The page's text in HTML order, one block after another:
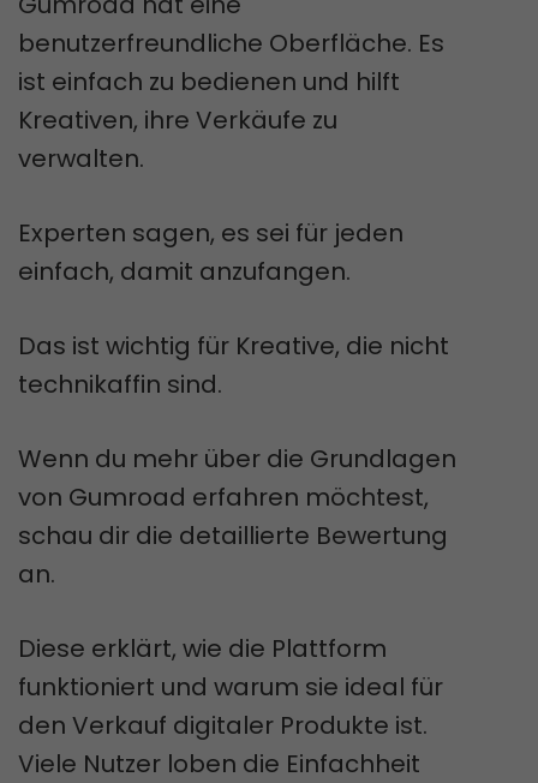
benutzerfreundliche Oberfläche. Es
ist einfach zu bedienen und hilft
Kreativen, ihre Verkäufe zu
verwalten.
Experten sagen, es sei für jeden
einfach, damit anzufangen.
Das ist wichtig für Kreative, die nicht
technikaffin sind.
Wenn du mehr über die Grundlagen
von Gumroad erfahren möchtest,
schau dir die detaillierte Bewertung
an.
Diese erklärt, wie die Plattform
funktioniert und warum sie ideal für
den Verkauf digitaler Produkte ist.
Viele Nutzer loben die Einfachheit